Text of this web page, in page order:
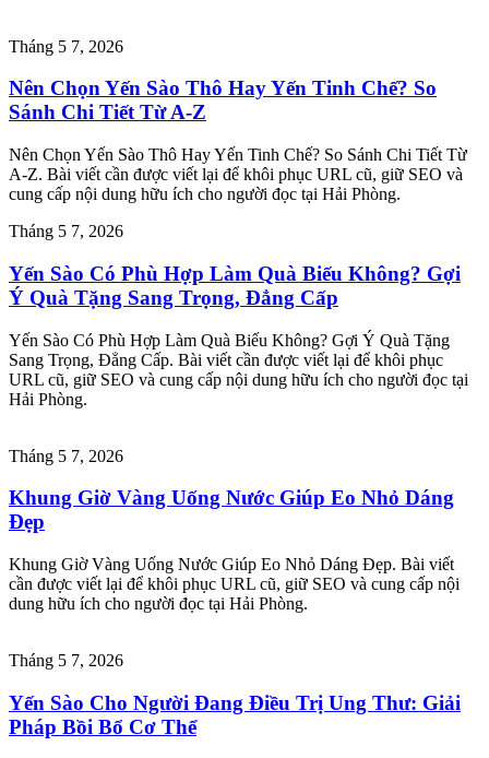
Tháng 5 7, 2026
Nên Chọn Yến Sào Thô Hay Yến Tinh Chế? So
Sánh Chi Tiết Từ A-Z
Nên Chọn Yến Sào Thô Hay Yến Tinh Chế? So Sánh Chi Tiết Từ
A-Z. Bài viết cần được viết lại để khôi phục URL cũ, giữ SEO và
cung cấp nội dung hữu ích cho người đọc tại Hải Phòng.
Tháng 5 7, 2026
Yến Sào Có Phù Hợp Làm Quà Biếu Không? Gợi
Ý Quà Tặng Sang Trọng, Đẳng Cấp
Yến Sào Có Phù Hợp Làm Quà Biếu Không? Gợi Ý Quà Tặng
Sang Trọng, Đẳng Cấp. Bài viết cần được viết lại để khôi phục
URL cũ, giữ SEO và cung cấp nội dung hữu ích cho người đọc tại
Hải Phòng.
Tháng 5 7, 2026
Khung Giờ Vàng Uống Nước Giúp Eo Nhỏ Dáng
Đẹp
Khung Giờ Vàng Uống Nước Giúp Eo Nhỏ Dáng Đẹp. Bài viết
cần được viết lại để khôi phục URL cũ, giữ SEO và cung cấp nội
dung hữu ích cho người đọc tại Hải Phòng.
Tháng 5 7, 2026
Yến Sào Cho Người Đang Điều Trị Ung Thư: Giải
Pháp Bồi Bổ Cơ Thể